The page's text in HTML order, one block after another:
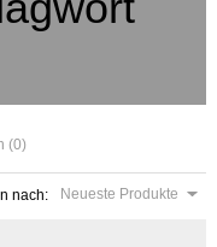
(0)
nach: Neueste Produkte